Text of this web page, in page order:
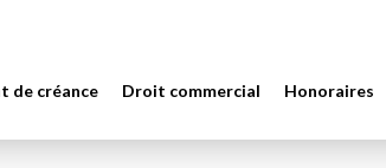
de créance Droit commercial Honoraires